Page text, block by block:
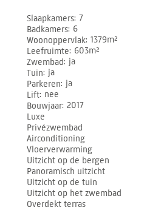
Slaapkamers 7
Badkamers 6
Woonoppervlak 1379m²
Leefruimte 603m²
Zwembad ja
Tuin ja
Parkeren ja
Lift nee
Bouwjaar 2017
Luxe
Privézwembad
Airconditioning
Vloerverwarming
Uitzicht op de bergen
Panoramisch uitzicht
Uitzicht op de tuin
Uitzicht op het zwembad
Overdekt terras